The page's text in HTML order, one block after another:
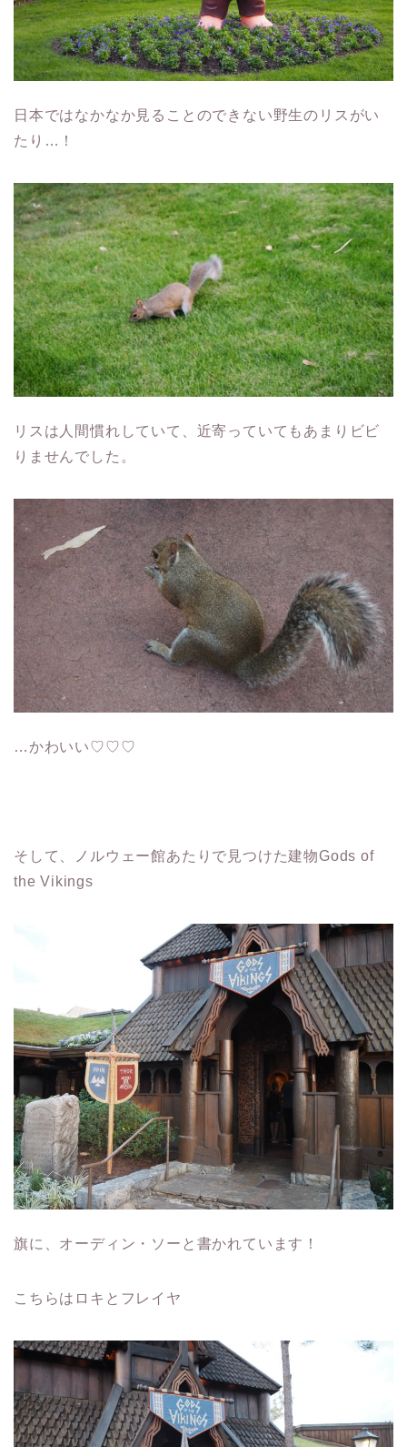
日本ではなかなか見ることのできない野生のリスがい
たり…！
リスは人間慣れしていて、近寄っていてもあまりビビ
りませんでした。
…かわいい♡♡♡
そして、ノルウェー館あたりで見つけた建物Gods of
the Vikings
旗に、オーディン・ソーと書かれています！
こちらはロキとフレイヤ